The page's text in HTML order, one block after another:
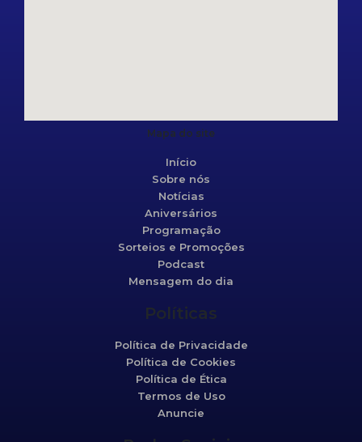
Mapa do site
Início
Sobre nós
Notícias
Aniversários
Programação
Sorteios e Promoções
Podcast
Mensagem do dia
Políticas
Política de Privacidade
Política de Cookies
Política de Ética
Termos de Uso
Anuncie